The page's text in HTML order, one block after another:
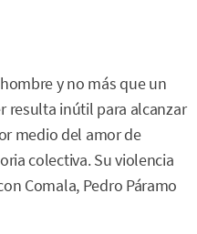
y no más que un
resulta inútil para alcanzar
medio del amor de
colectiva. Su violencia
Comala, Pedro Páramo